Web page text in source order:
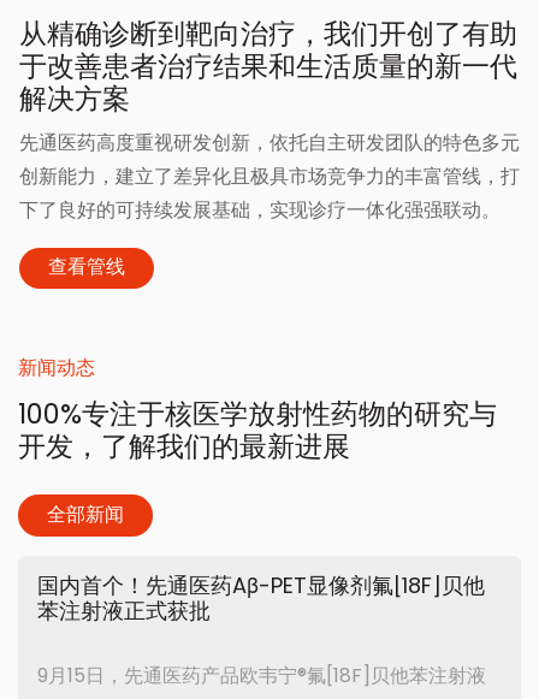
从精确诊断到靶向治疗，我们开创了有助
于改善患者治疗结果和生活质量的新一代
解决方案
先通医药高度重视研发创新，依托自主研发团队的特色多元
创新能力，建立了差异化且极具市场竞争力的丰富管线，打
下了良好的可持续发展基础，实现诊疗一体化强强联动。
查看管线
新闻动态
100%专注于核医学放射性药物的研究与
开发，了解我们的最新进展
全部新闻
国内首个！先通医药Aβ-PET显像剂氟[18F]贝他
苯注射液正式获批
9月15日，先通医药产品欧韦宁®氟[18F]贝他苯注射液